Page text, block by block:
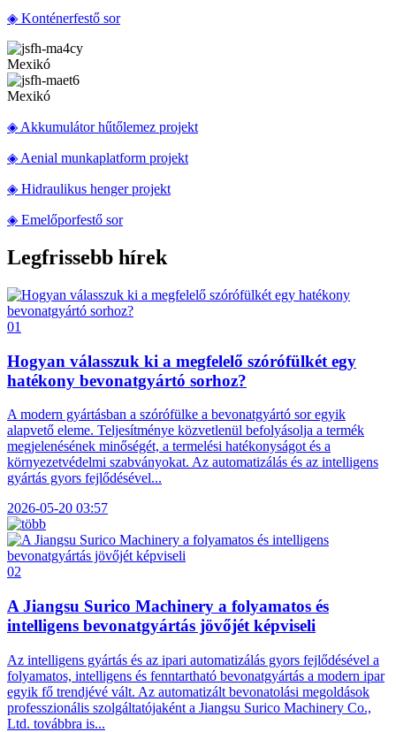
◈ Konténerfestő sor
Mexikó
Mexikó
◈ Akkumulátor hűtőlemez projekt
◈ Aenial munkaplatform projekt
◈ Hidraulikus henger projekt
◈ Emelőporfestő sor
Legfrissebb hírek
01
Hogyan válasszuk ki a megfelelő szórófülkét egy
hatékony bevonatgyártó sorhoz?
A modern gyártásban a szórófülke a bevonatgyártó sor egyik
alapvető eleme. Teljesítménye közvetlenül befolyásolja a termék
megjelenésének minőségét, a termelési hatékonyságot és a
környezetvédelmi szabványokat. Az automatizálás és az intelligens
gyártás gyors fejlődésével...
2026-05-20 03:57
02
A Jiangsu Surico Machinery a folyamatos és
intelligens bevonatgyártás jövőjét képviseli
Az intelligens gyártás és az ipari automatizálás gyors fejlődésével a
folyamatos, intelligens és fenntartható bevonatgyártás a modern ipar
egyik fő trendjévé vált. Az automatizált bevonatolási megoldások
professzionális szolgáltatójaként a Jiangsu Surico Machinery Co.,
Ltd. továbbra is...